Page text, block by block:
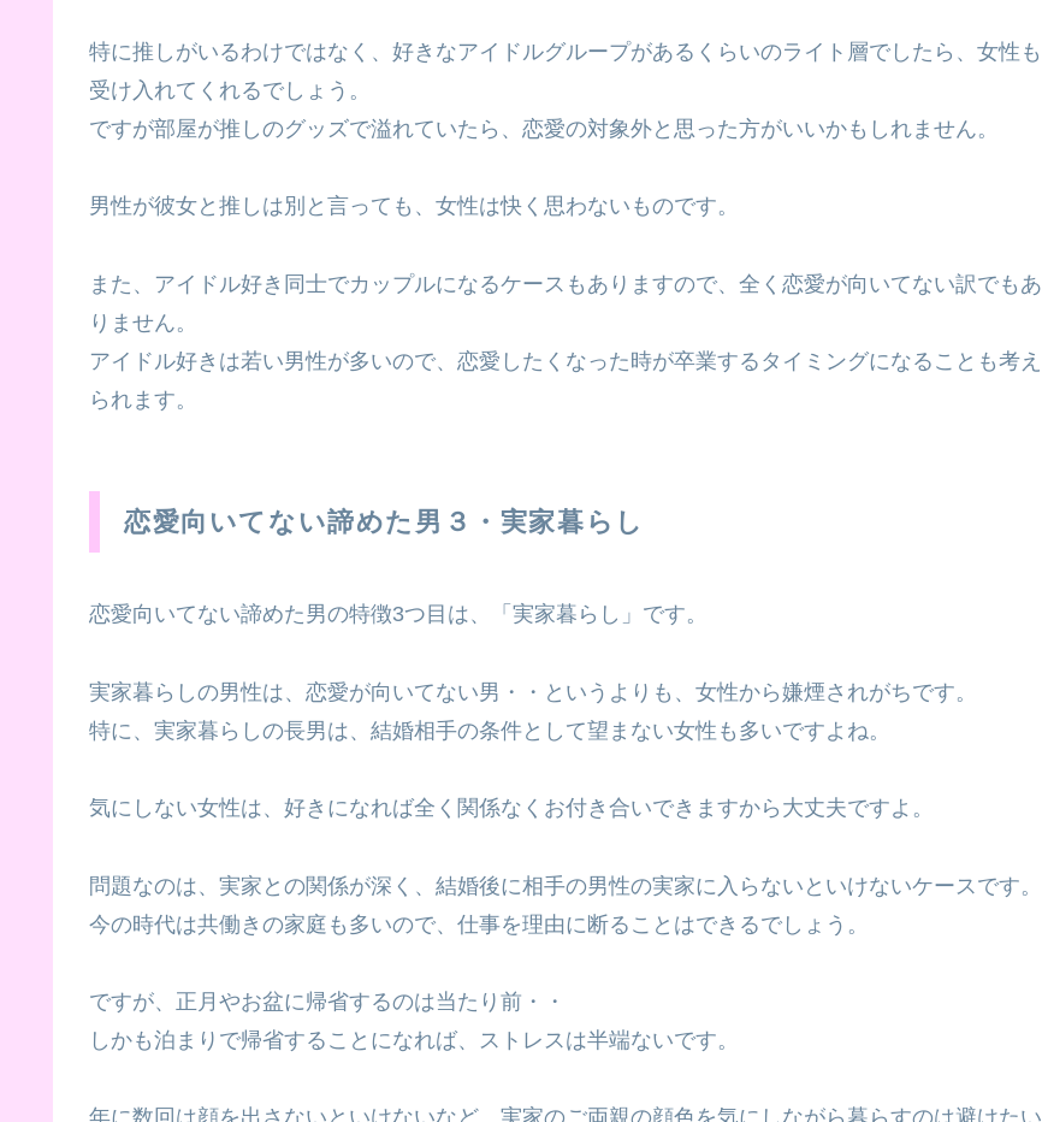
特に推しがいるわけではなく、好きなアイドルグループがあるくらいのライト層でしたら、女性も
受け入れてくれるでしょう。
ですが部屋が推しのグッズで溢れていたら、恋愛の対象外と思った方がいいかもしれません。
男性が彼女と推しは別と言っても、女性は快く思わないものです。
また、アイドル好き同士でカップルになるケースもありますので、全く恋愛が向いてない訳でもあ
りません。
アイドル好きは若い男性が多いので、恋愛したくなった時が卒業するタイミングになることも考え
られます。
恋愛向いてない諦めた男３・実家暮らし
恋愛向いてない諦めた男の特徴3つ目は、「実家暮らし」です。
実家暮らしの男性は、恋愛が向いてない男・・というよりも、女性から嫌煙されがちです。
特に、実家暮らしの長男は、結婚相手の条件として望まない女性も多いですよね。
気にしない女性は、好きになれば全く関係なくお付き合いできますから大丈夫ですよ。
問題なのは、実家との関係が深く、結婚後に相手の男性の実家に入らないといけないケースです。
今の時代は共働きの家庭も多いので、仕事を理由に断ることはできるでしょう。
ですが、正月やお盆に帰省するのは当たり前・・
しかも泊まりで帰省することになれば、ストレスは半端ないです。